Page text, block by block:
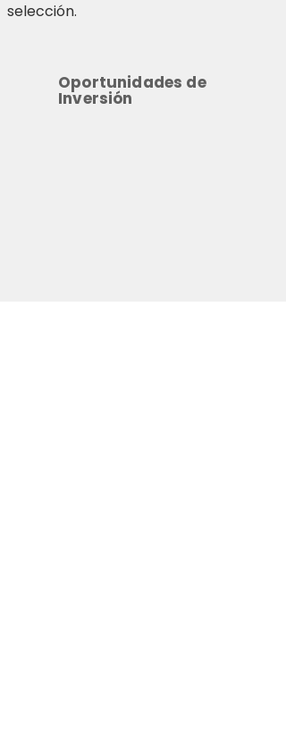
selección.
Oportunidades de
Inversión